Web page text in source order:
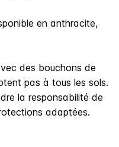
en anthracite,
des bouchons de
pas à tous les sols.
la responsabilité de
adaptées.